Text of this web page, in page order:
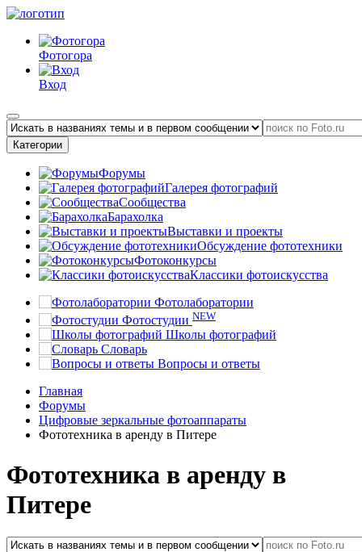
Фотогора
Вход
Категории
Форумы
Галерея фотографий
Сообщества
Барахолка
Выставки и проекты
Обсуждение фототехники
Фотоконкурсы
Классики фотоискусства
Фотолаборатории
Фотостудии NEW
Школы фотографий
Словарь
Вопросы и ответы
Главная
Форумы
Цифровые зеркальные фотоаппараты
Фототехника в аренду в Питере
Фототехника в аренду в
Питере